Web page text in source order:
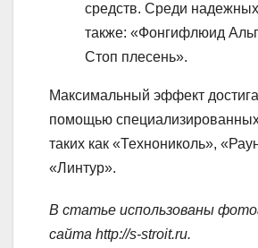
средств. Среди
также: «Фонгифлюид
Стоп плесень».
Максимальный эффект
помощью
таких как «Технониколь»,
«Линтур».
В статье использованы
сайта http://s-stroit.ru.